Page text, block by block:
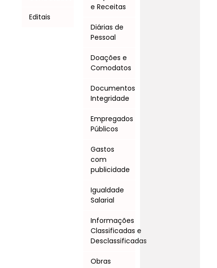
Editais
e Receitas
Diárias de
Pessoal
Doações e
Comodatos
Documentos
Integridade
Empregados
Públicos
Gastos
com
publicidade
Igualdade
Salarial
Informações
Classificadas e
Desclassificadas
Obras